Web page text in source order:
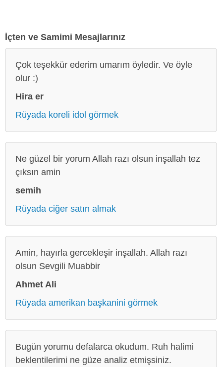
İçten ve Samimi Mesajlarınız
Çok teşekkür ederim umarım öyledir. Ve öyle
olur :)
Hira er
Rüyada koreli idol görmek
Ne güzel bir yorum Allah razı olsun inşallah tez
çıksın amin
semih
Rüyada ciğer satın almak
Amin, hayırla gercekleşir inşallah. Allah razı
olsun Sevgili Muabbir
Ahmet Ali
Rüyada amerikan başkanini görmek
Bugün yorumu defalarca okudum. Ruh halimi
beklentilerimi ne güze analiz etmişsiniz.